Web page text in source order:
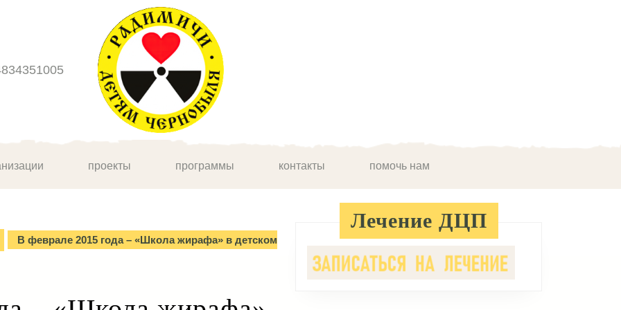
проекты программы контакты помочь нам
В феврале 2015 года – «Школа жирафа» в детском
Лечение ДЦП